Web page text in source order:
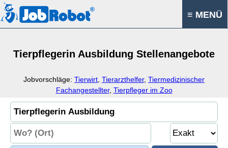
≡ MENÜ
Tierpflegerin Ausbildung Stellenangebote
Jobvorschläge: Tierwirt Tierarzthelfer, Tiermedizinischer
Fachangestellter, Tierpfleger im Zoo